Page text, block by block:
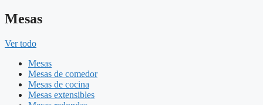
Mesas
Ver todo
Mesas
Mesas de comedor
Mesas de cocina
Mesas extensibles